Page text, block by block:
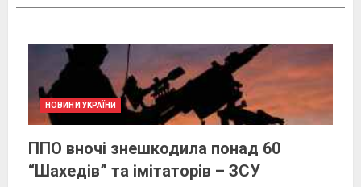
НОВИНИ УКРАЇНИ
ППО вночі знешкодила понад 60
“Шахедів” та імітаторів – ЗСУ